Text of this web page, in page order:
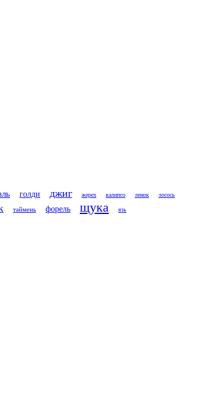
голди джиг жерех калипсо ленок лосось
таймень форель щука язь